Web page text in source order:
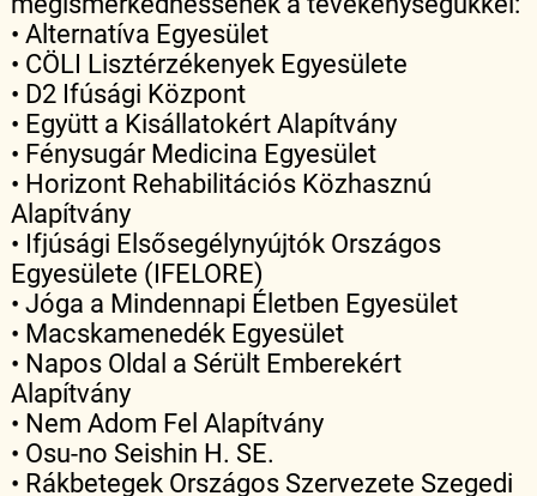
• Alternatíva Egyesület
• CÖLI Lisztérzékenyek Egyesülete
• D2 Ifúsági Központ
• Együtt a Kisállatokért Alapítvány
• Fénysugár Medicina Egyesület
• Horizont Rehabilitációs Közhasznú
Alapítvány
• Ifjúsági Elsősegélynyújtók Országos
Egyesülete (IFELORE)
• Jóga a Mindennapi Életben Egyesület
• Macskamenedék Egyesület
• Napos Oldal a Sérült Emberekért
Alapítvány
• Nem Adom Fel Alapítvány
• Osu-no Seishin H. SE.
• Rákbetegek Országos Szervezete Szegedi